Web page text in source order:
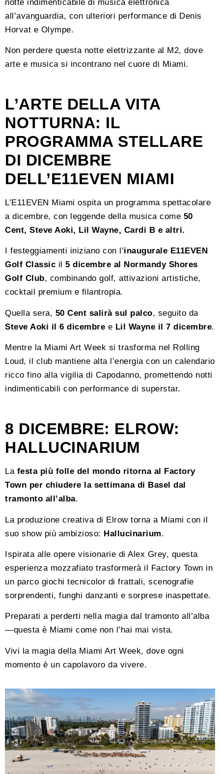
notte indimenticabile di musica elettronica
all’avanguardia, con ulteriori performance di Denis
Horvat e Olympe.
Non perdere questa notte elettrizzante al M2, dove
arte e musica si incontrano nel cuore di Miami.
L’ARTE DELLA VITA
NOTTURNA: IL
PROGRAMMA STELLARE
DI DICEMBRE
DELL’E11EVEN MIAMI
L’E11EVEN Miami ospita un programma spettacolare
a dicembre, con leggende della musica come 50
Cent, Steve Aoki, Lil Wayne, Cardi B e altri.
I festeggiamenti iniziano con l’inaugurale E11EVEN
Golf Classic il 5 dicembre al Normandy Shores
Golf Club, combinando golf, attivazioni artistiche,
cocktail premium e filantropia.
Quella sera, 50 Cent salirà sul palco, seguito da
Steve Aoki il 6 dicembre e Lil Wayne il 7 dicembre.
Mentre la Miami Art Week si trasforma nel Rolling
Loud, il club mantiene alta l’energia con un calendario
ricco fino alla vigilia di Capodanno, promettendo notti
indimenticabili con performance di superstar.
8 DICEMBRE: ELROW:
HALLUCINARIUM
Lafesta più folle del mondo ritorna al Factory
Town per chiudere la settimana di Basel dal
tramonto all’alba.
La produzione creativa di Elrow torna a Miami con il
suo show più ambizioso: Hallucinarium.
Ispirata alle opere visionarie di Alex Grey, questa
esperienza mozzafiato trasformerà il Factory Town in
un parco giochi tecnicolor di frattali, scenografie
sorprendenti, funghi danzanti e sorprese inaspettate.
Preparati a perderti nella magia dal tramonto all’alba
—questa è Miami come non l’hai mai vista.
Vivi la magia della Miami Art Week, dove ogni
momento è un capolavoro da vivere.